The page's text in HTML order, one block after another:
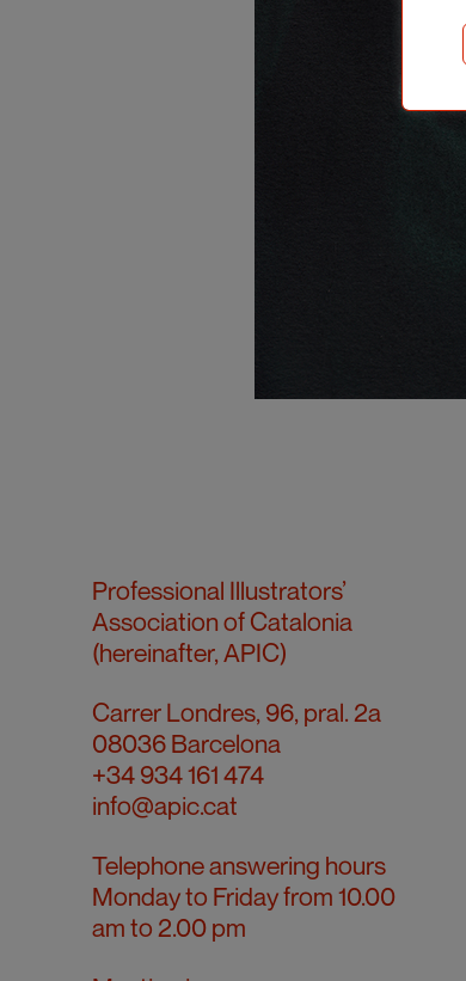
Professional Illustrators’
Association of Catalonia
(hereinafter, APIC)
Carrer Londres, 96, pral. 2a
08036 Barcelona
+34 934 161 474
info@apic.cat
Telephone answering hours
Monday to Friday from 10.00
am to 2.00 pm